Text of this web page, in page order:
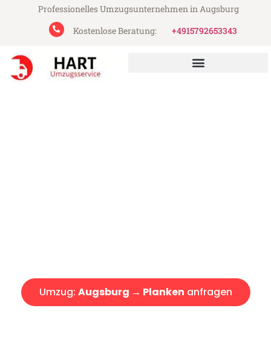
Professionelles Umzugsunternehmen in Augsburg
Kostenlose Beratung:
+4915792653343
Umzug: Augsburg → Planken anfragen